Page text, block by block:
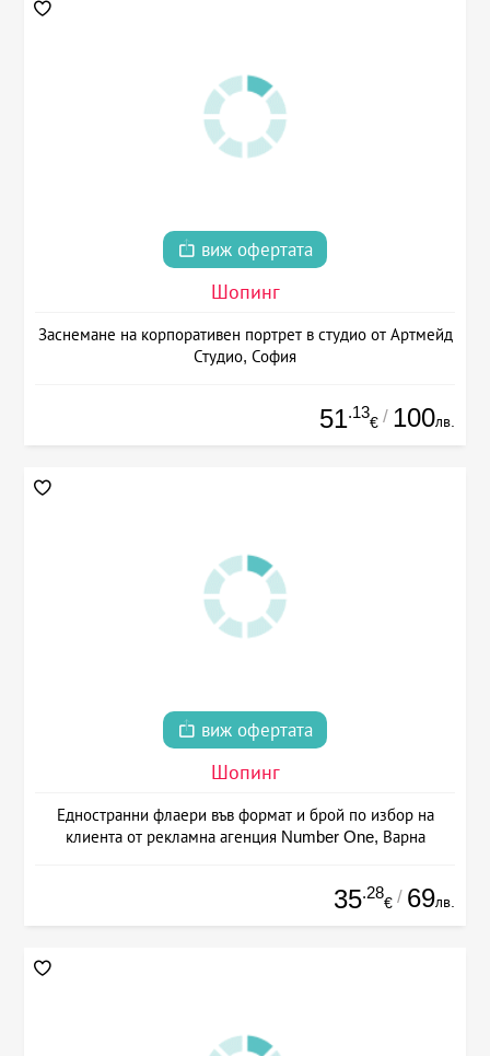
виж офертата
Шопинг
Заснемане на корпоративен портрет в студио от Артмейд
Студио, София
51.13
€ / 100лв.
виж офертата
Шопинг
Едностранни флаери във формат и брой по избор на
клиента от рекламна агенция Number One, Варна
35.28
€ / 69лв.